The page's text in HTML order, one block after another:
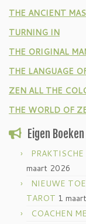
THE ANCIENT
TURNING IN
THE ORIGINAL
THE LANGUAGE
ZEN ALL THE
THE WORLD OF
Eigen Boeken
maart 2026
NIEUWE
TAROT 1
COACHEN